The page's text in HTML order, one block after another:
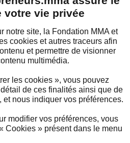
MMA
DU TERRITOIRE
National du
des Services
Commerce et des Services
national des commerçants
« Mercure d’Or » ainsi que
les plus
de France avec le «
organisé par CCI France et le
commerce et d’industrie en
d’entreprise MMA des
votre vie privée
notre site, la Fondation MMA et
cookies et autres traceurs afin
et permettre de visionner
multimédia.
les cookies », vous pouvez
de ces finalités ainsi que de
et nous indiquer vos préférences.
modifier vos préférences, vous
Cookies » présent dans le menu